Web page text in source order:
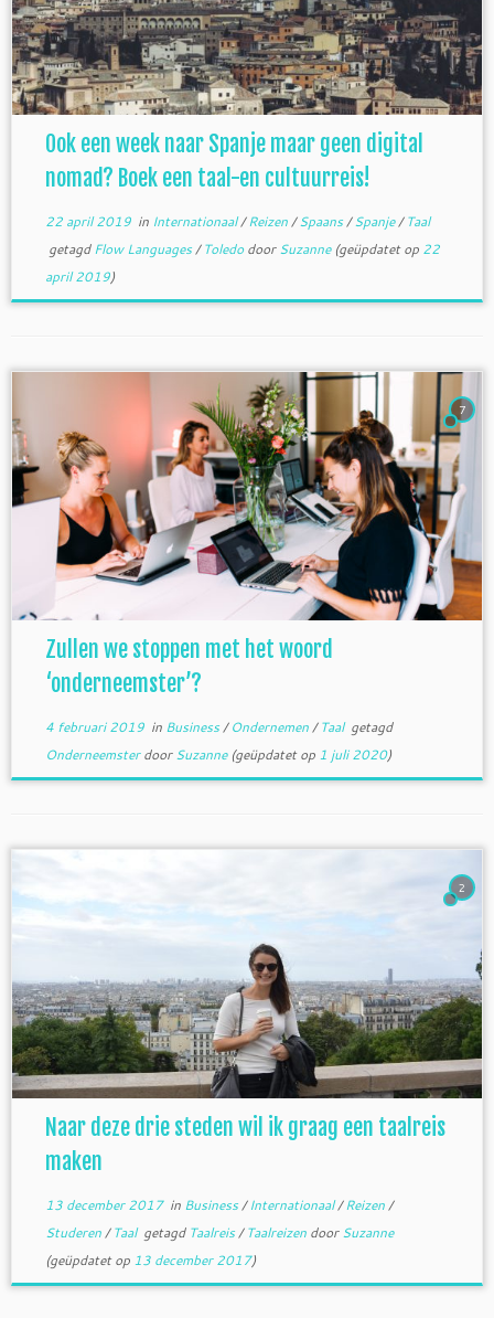
Ook een week naar Spanje maar geen digital
nomad? Boek een taal-en cultuurreis!
22 april 2019in Internationaal/Reizen/Spaans/Spanje/Taal
getagdFlow Languages/ToledodoorSuzanne(geüpdatet op 22
april 2019)
7
Zullen we stoppen met het woord
‘onderneemster’?
4 februari 2019in Business/Ondernemen/Taal getagd
OnderneemsterdoorSuzanne(geüpdatet op 1 juli 2020)
2
Naar deze drie steden wil ik graag een taalreis
maken
13 december 2017in Business/Internationaal/Reizen/
Studeren/Taal getagd Taalreis/Taalreizen doorSuzanne
(geüpdatet op 13 december 2017)